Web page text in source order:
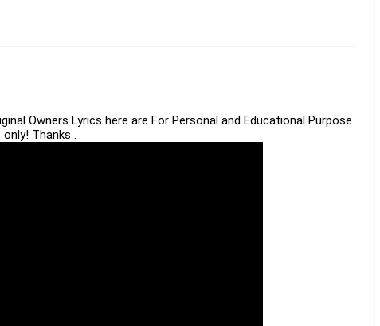
Owners Lyrics here are For Personal and Educational Purpose
only! Thanks .